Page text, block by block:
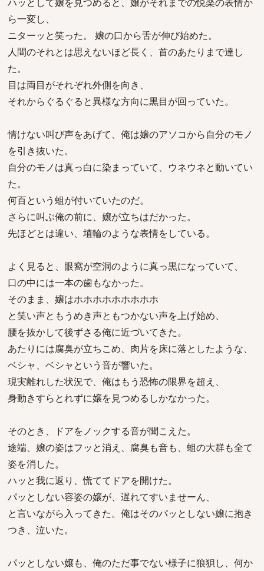
ら一変し、
ニターッと笑った。 嬢の口から舌が伸び始めた。
人間のそれとは思えないほど長く、首のあたりまで達し
た。
目は両目がそれぞれ外側を向き、
それからぐるぐると異様な方向に黒目が回っていた。
情けない叫び声をあげて、俺は嬢のアソコから自分のモノ
を引き抜いた。
自分のモノは真っ白に染まっていて、ウネウネと動いてい
た。
何百という蛆が付いていたのだ。
さらに叫ぶ俺の前に、嬢が立ちはだかった。
先ほどとは違い、埴輪のような表情をしている。
よく見ると、眼窩が空洞のように真っ黒になっていて、
口の中には一本の歯もなかった。
そのまま、嬢はホホホホホホホホホ
と笑い声ともうめき声ともつかない声を上げ始め、
腰を抜かして後ずさる俺に近づいてきた。
あたりには腐臭が立ちこめ、肉片を床に落としたような、
ベシャ、ベシャという音が響いた。
現実離れした状況で、俺はもう恐怖の限界を超え、
身動きすらとれずに嬢を見つめるしかなかった。
そのとき、ドアをノックする音が聞こえた。
途端、嬢の姿はフッと消え、腐臭も音も、蛆の大群も全て
姿を消した。
ハッと我に返り、慌ててドアを開けた。
パッとしない容姿の嬢が、遅れてすいませーん、
と言いながら入ってきた。俺はそのパッとしない嬢に抱き
つき、泣いた。
パッとしない嬢も、俺のただ事でない様子に狼狽し、何か